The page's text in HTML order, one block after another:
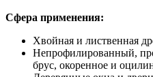
Сфера применения:
Хвойная и лиственная
Непрофилированный,
брус, окоренное и